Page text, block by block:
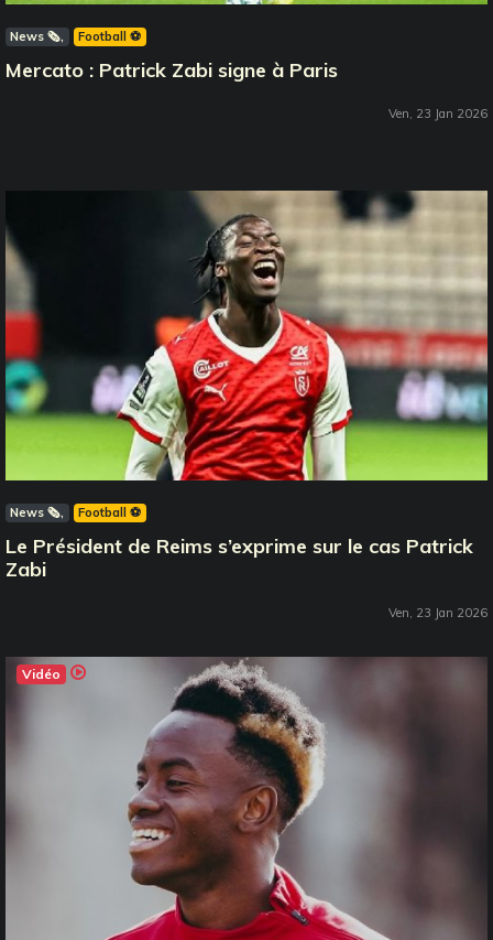
News 🗞️ Football ⚽️
Mercato : Patrick Zabi signe à Paris
Ven, 23 Jan 2026
News 🗞️ Football ⚽️
Le Président de Reims s’exprime sur le cas Patrick
Zabi
Ven, 23 Jan 2026
Vidéo